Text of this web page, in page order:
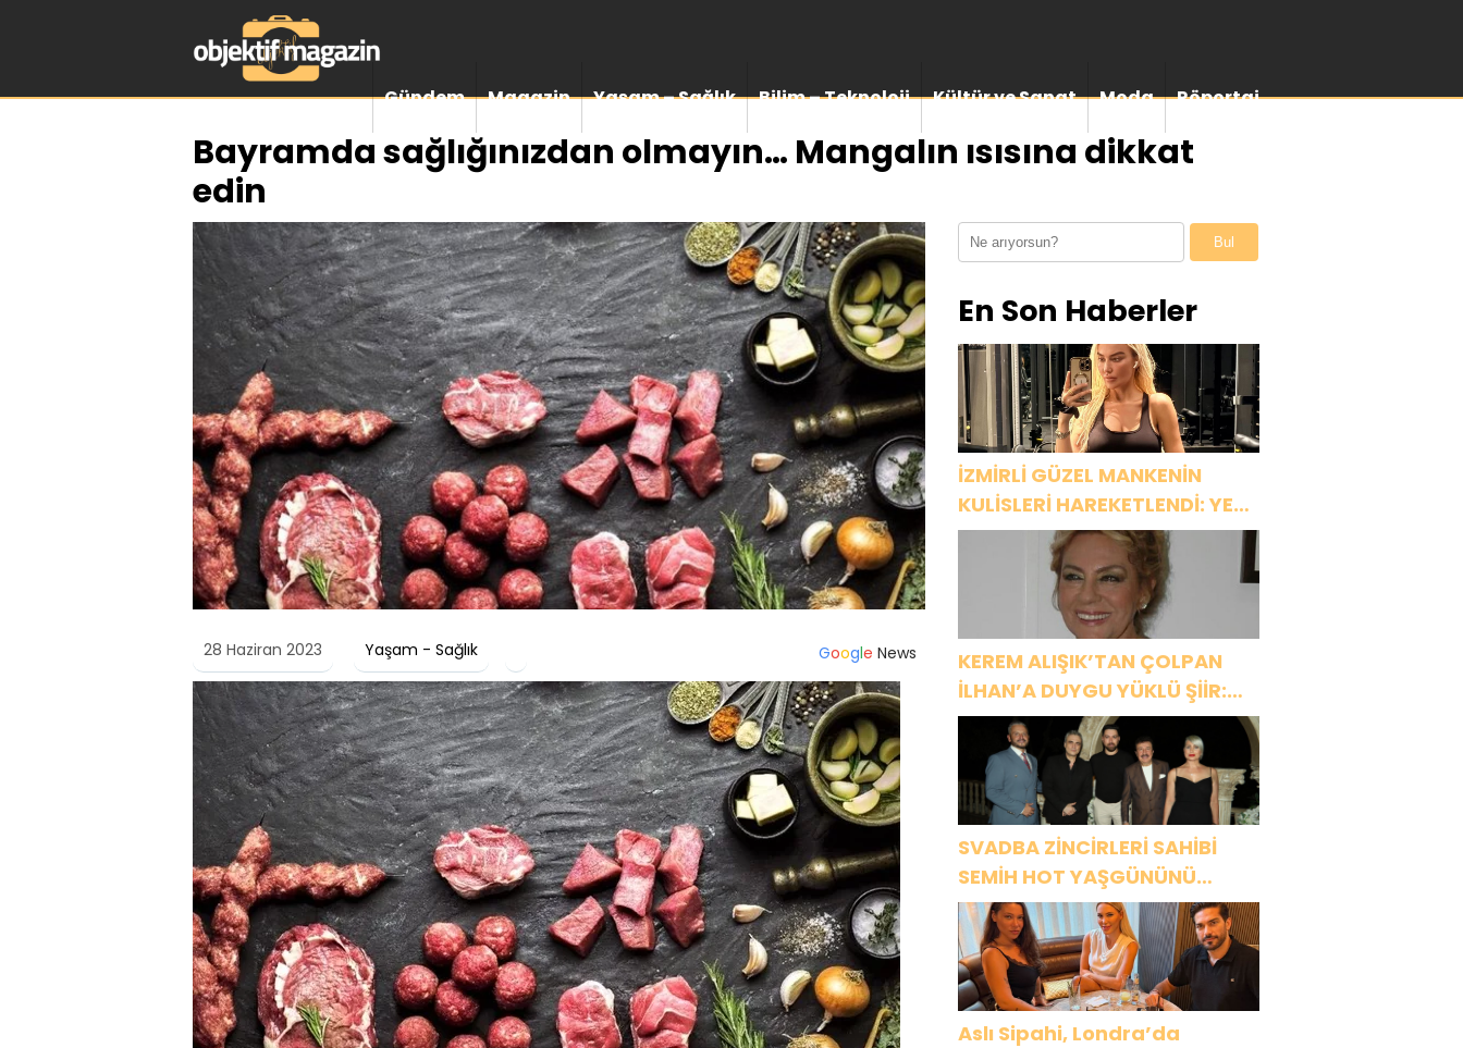
Gündem Magazin Yaşam – Sağlık Bilim – Teknoloji Kültür ve Sanat Moda Röportaj
Bayramda sağlığınızdan olmayın… Mangalın ısısına dikkat
edin
28 Haziran 2023 Yaşam - Sağlık Google News
Bul
En Son Haberler
İZMİRLİ GÜZEL MANKENİN
KULİSLERİ HAREKETLENDİ: YENİ
PROJELER YOLDA!
KEREM ALIŞIK’TAN ÇOLPAN
İLHAN’A DUYGU YÜKLÜ ŞİİR:
“Bir Attila İlhan şiirinden
çıkmıştı sanki”
SVADBA ZİNCİRLERİ SAHİBİ
SEMİH HOT YAŞGÜNÜNÜ
SANAT VE CEMİYET
DÜNYASININ ÜNLÜ İSİMLERİYLE
KUTLADI!
Aslı Sipahi, Londra’da